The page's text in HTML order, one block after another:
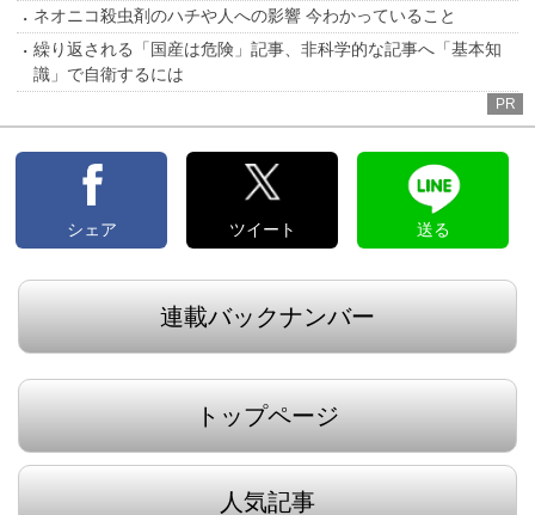
ネオニコ殺虫剤のハチや人への影響 今わかっていること
繰り返される「国産は危険」記事、非科学的な記事へ「基本知
識」で自衛するには
PR
シェア ツイート 送る
連載バックナンバー
トップページ
人気記事